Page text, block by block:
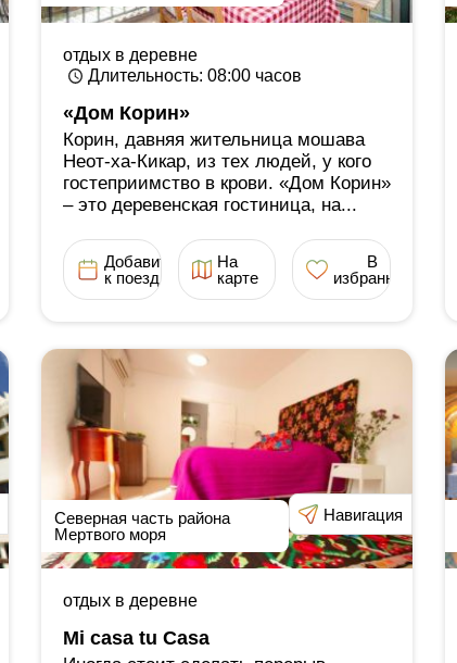
отдых в деревне
Длительность: 08:00 часов
«Дом Корин»
Корин, давняя жительница мошава
Неот-ха-Кикар, из тех людей, у кого
гостеприимство в крови. «Дом Корин»
‒ это деревенская гостиница, на...
Добавить
к поездке
На
карте
В
избранное
Северная часть района
Мертвого моря
Навигация
отдых в деревне
Mi casa tu Casa